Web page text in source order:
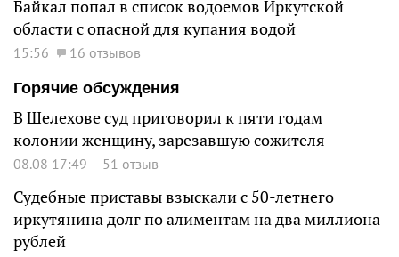
Байкал попал в список водоемов Иркутской
области с опасной для купания водой
15:56
16 отзывов
Горячие обсуждения
В Шелехове суд приговорил к пяти годам
колонии женщину, зарезавшую сожителя
08.08 17:49 51 отзыв
Судебные приставы взыскали с 50-летнего
иркутянина долг по алиментам на два миллиона
рублей